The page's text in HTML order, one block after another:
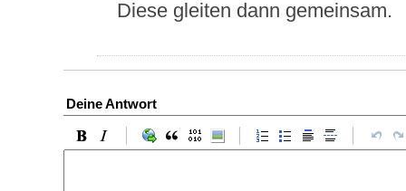
Diese gleiten dann gemeinsam.
Deine Antwort